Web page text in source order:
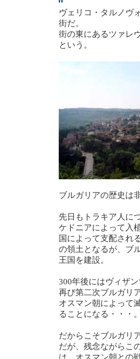
ヴェリコ・タルノヴ
街だ。
街の東にあるツァレ
という。
ブルガリアの歴史は
先日もトラキア人に
ケドニアによって入
国によって支配され
の領土となるが、ブ
王国を建設。
300年後にはヴィザ
再び第二次ブルガリ
オスマン朝によって
ることになる・・・。
だからこそブルガリ
だが、残念ながらこ